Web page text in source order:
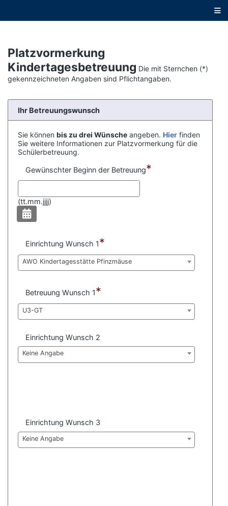
r
Platzvormerkung
Kindertagesbetreuung Die mit Sternchen (*)
gekennzeichneten Angaben sind Pflichtangaben.
Ihr Betreuungswunsch
Sie könnenbis zu drei Wünsche angeben. Hier finden
Sie weitere Informationen zur Platzvormerkung für die
Schülerbetreuung.
Gewünschter Beginn der Betreuung*
(tt.mm.jjjj)
Einrichtung Wunsch 1*
AWO Kindertagesstätte Pfinzmäuse
Betreuung Wunsch 1*
U3-GT
Einrichtung Wunsch 2
Keine Angabe
Einrichtung Wunsch 3
Keine Angabe